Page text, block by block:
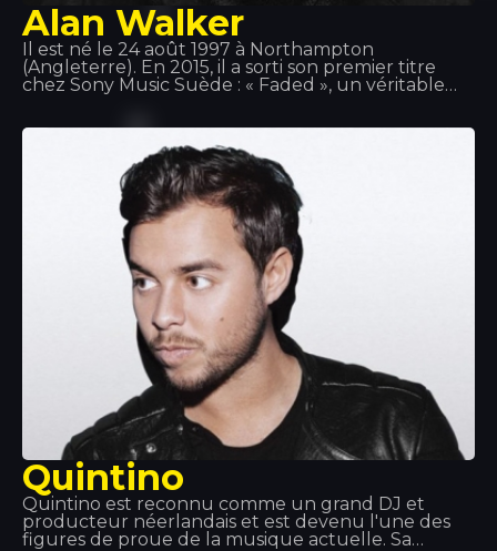
Alan Walker
Il est né le 24 août 1997 à Northampton
(Angleterre). En 2015, il a sorti son premier titre
chez Sony Music Suède : « Faded », un véritable
Alone ». En 2017, son nouveau single « Tired » est
sorti, avec la participation du chanteur irlandais
Gavin James.
Quintino
Quintino est reconnu comme un grand DJ et
producteur néerlandais et est devenu l'une des
figures de proue de la musique actuelle. Sa